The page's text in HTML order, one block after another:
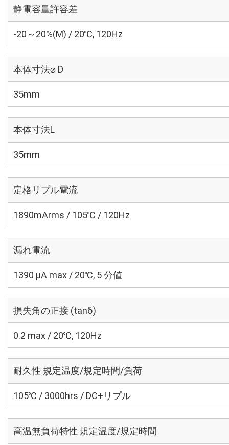
静電容量許容差
-20～20%(M) / 20℃, 120Hz
本体寸法⌀ D
35mm
本体寸法L
35mm
定格リプル電流
1890mArms / 105℃ / 120Hz
漏れ電流
1390 μA max / 20℃, 5 分値
損失角の正接 (tanδ)
0.2 max / 20℃, 120Hz
耐久性 規定温度/規定時間/負荷
105℃ / 3000hrs / DC+リプル
高温無負荷特性 規定温度/規定時間